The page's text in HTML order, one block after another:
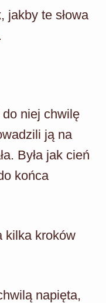
jakby te słowa
niej chwilę
ją na
Była jak cień
końca
kilka kroków
napięta,